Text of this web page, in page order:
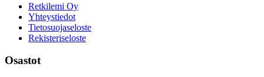
Retkilemi Oy
Yhteystiedot
Tietosuojaseloste
Rekisteriseloste
Osastot